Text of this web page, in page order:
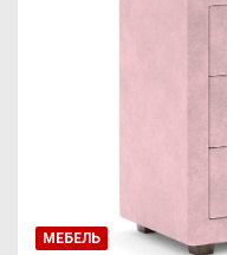
МЕБЕЛЬ